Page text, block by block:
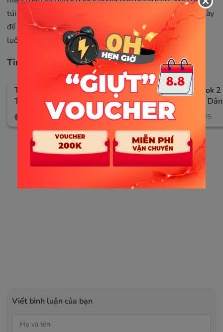
túi xách, phụ nữ có thể sử dụng trong cuộc sống hằng ngày
để tăng thêm vẻ đẹp, phong cách tự tin và mang ý nghĩa
luôn bên cạnh, cùng đồng hành với họ mọi lúc mọi nơi.
Tin tức liên quan
Thu Mua Microsoft Surface Cũ – Uy
Tín & Giá Tốt Tại Hà Nội
16/08/2025
Surface Book
Tưởng Cho
Tạo Nội Dung
13/08/2025
Viết bình luận của bạn